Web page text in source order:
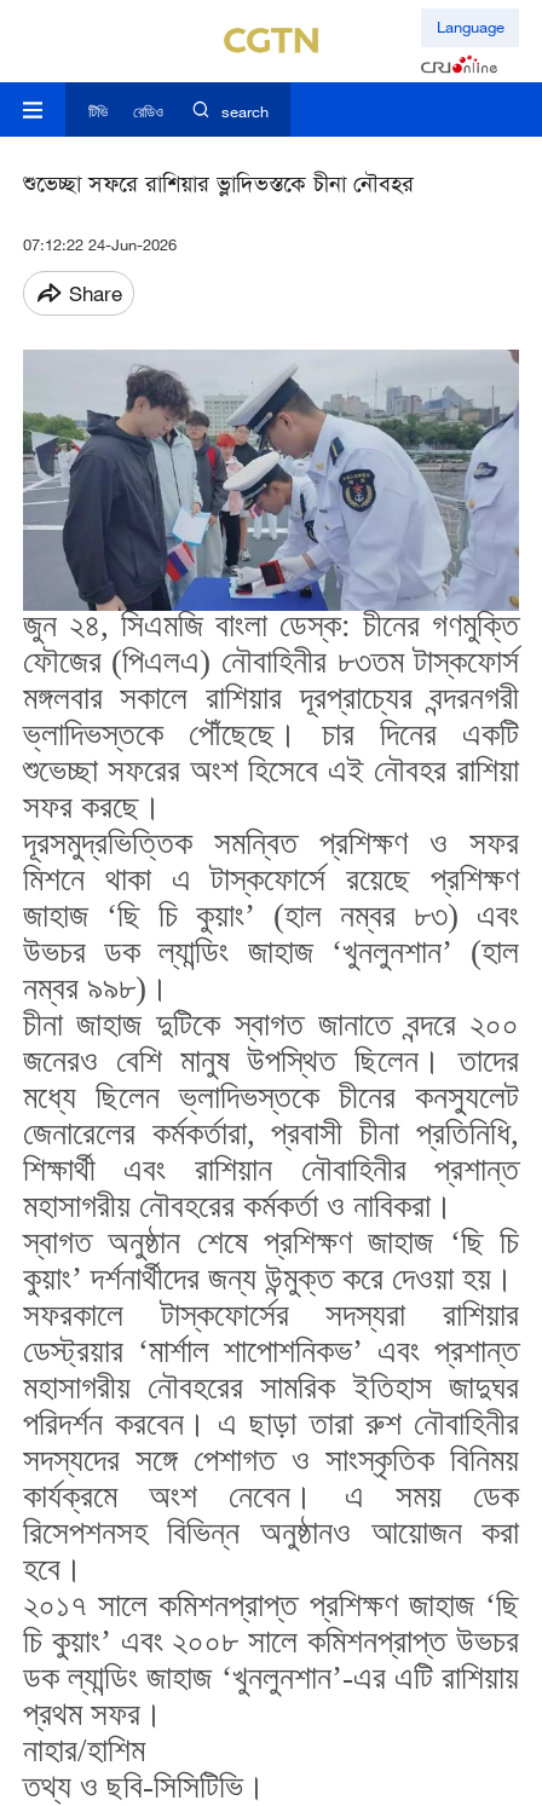
Language
টিভি রেডিও search
শুভেচ্ছা সফরে রাশিয়ার ভ্লাদিভস্তকে চীনা নৌবহর
07:12:22 24-Jun-2026
Share
জুন ২৪, সিএমজি বাংলা ডেস্ক: চীনের গণমুক্তি
ফৌজের (পিএলএ) নৌবাহিনীর ৮৩তম টাস্কফোর্স
মঙ্গলবার সকালে রাশিয়ার দূরপ্রাচ্যের বন্দরনগরী
ভ্লাদিভস্তকে পৌঁছেছে। চার দিনের একটি
শুভেচ্ছা সফরের অংশ হিসেবে এই নৌবহর রাশিয়া
সফর করছে।
দূরসমুদ্রভিত্তিক সমন্বিত প্রশিক্ষণ ও সফর
মিশনে থাকা এ টাস্কফোর্সে রয়েছে প্রশিক্ষণ
জাহাজ ‘ছি চি কুয়াং’ (হাল নম্বর ৮৩) এবং
উভচর ডক ল্যান্ডিং জাহাজ ‘খুনলুনশান’ (হাল
নম্বর ৯৯৮)।
চীনা জাহাজ দুটিকে স্বাগত জানাতে বন্দরে ২০০
জনেরও বেশি মানুষ উপস্থিত ছিলেন। তাদের
মধ্যে ছিলেন ভ্লাদিভস্তকে চীনের কনস্যুলেট
জেনারেলের কর্মকর্তারা, প্রবাসী চীনা প্রতিনিধি,
শিক্ষার্থী এবং রাশিয়ান নৌবাহিনীর প্রশান্ত
মহাসাগরীয় নৌবহরের কর্মকর্তা ও নাবিকরা।
স্বাগত অনুষ্ঠান শেষে প্রশিক্ষণ জাহাজ ‘ছি চি
কুয়াং’ দর্শনার্থীদের জন্য উন্মুক্ত করে দেওয়া হয়।
সফরকালে টাস্কফোর্সের সদস্যরা রাশিয়ার
ডেস্ট্রয়ার ‘মার্শাল শাপোশনিকভ’ এবং প্রশান্ত
মহাসাগরীয় নৌবহরের সামরিক ইতিহাস জাদুঘর
পরিদর্শন করবেন। এ ছাড়া তারা রুশ নৌবাহিনীর
সদস্যদের সঙ্গে পেশাগত ও সাংস্কৃতিক বিনিময়
কার্যক্রমে অংশ নেবেন। এ সময় ডেক
রিসেপশনসহ বিভিন্ন অনুষ্ঠানও আয়োজন করা
হবে।
২০১৭ সালে কমিশনপ্রাপ্ত প্রশিক্ষণ জাহাজ ‘ছি
চি কুয়াং’ এবং ২০০৮ সালে কমিশনপ্রাপ্ত উভচর
ডক ল্যান্ডিং জাহাজ ‘খুনলুনশান’-এর এটি রাশিয়ায়
প্রথম সফর।
নাহার/হাশিম
তথ্য ও ছবি-সিসিটিভি।